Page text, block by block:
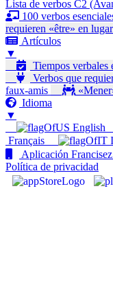
Lista de verbos C2
100 verbos
requieren «être» en
Artículos
▼
Tiempos verbales
Verbos que
faux-amis
Idioma
▼
English
Français
Aplicación Francisez
Política de privacidad